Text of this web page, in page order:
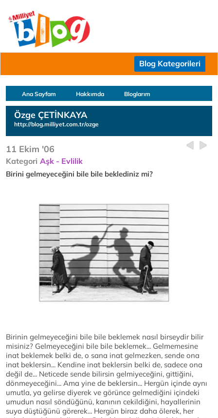
Blog Kategorileri
Ana Sayfam Hakkımda Bloglarım
Özge ÇETİNKAYA
http://blog.milliyet.com.tr/ozge
11 Ekim '06
Kategori Aşk - Evlilik
Birini gelmeyeceğini bile bile beklediniz mi?
Birinin gelmeyeceğini bile bile beklemek nasıl birseydir bilir
misiniz? Gelmeyeceğini bile bile beklemek... Gelmemesine
inat beklemek belki de, o sana inat gelmezken, sende ona
inat beklersin... Kendine inat beklersin belki de, sadece ona
değil de... Neticede sende bilirsin gelmiyeceğini, gittiğini,
dönmeyeceğini... Ama yine de beklersin... Hergün içinde aynı
umutla, ya gelirse diyerek ve görünce gelmediğini içindeki
umudun nasıl söndüğünü, kanının cekildiğini, hayallerinin
suya düştüğünü görerek... Hergün biraz daha ölerek, her